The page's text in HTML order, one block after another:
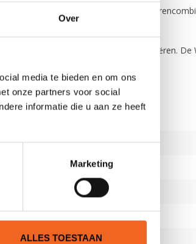
Over
media te bieden en om ons
onze partners voor social
informatie die u aan ze heeft
Marketing
ALLES TOESTAAN
kleuren en van elke
te herintroduceren en te herdefiniëren. De